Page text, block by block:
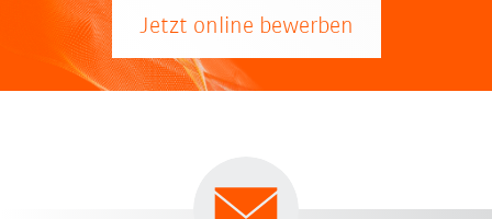
Jetzt online bewerben